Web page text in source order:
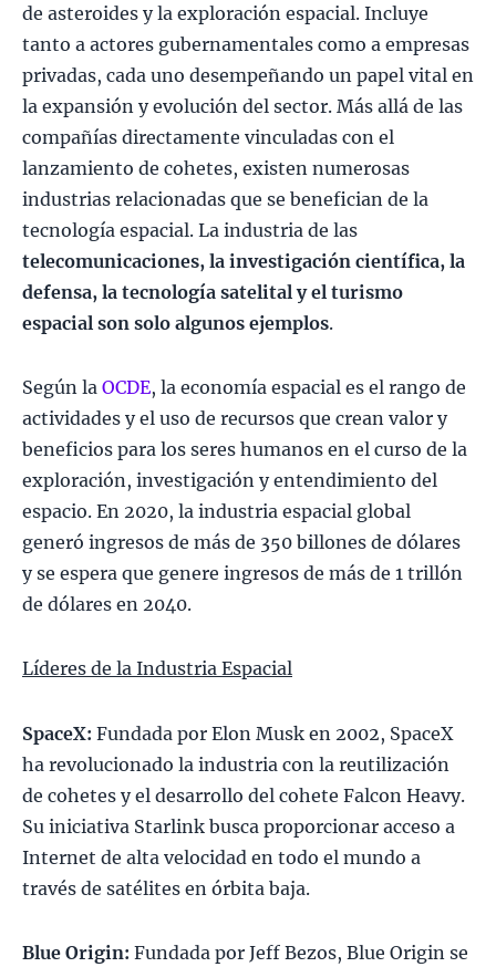
de asteroides y la exploración espacial. Incluye
tanto a actores gubernamentales como a empresas
privadas, cada uno desempeñando un papel vital en
la expansión y evolución del sector. Más allá de las
compañías directamente vinculadas con el
lanzamiento de cohetes, existen numerosas
industrias relacionadas que se benefician de la
tecnología espacial. La industria de las
telecomunicaciones, la investigación científica, la
defensa, la tecnología satelital y el turismo
espacial son solo algunos ejemplos.
Según la OCDE, la economía espacial es el rango de
actividades y el uso de recursos que crean valor y
beneficios para los seres humanos en el curso de la
exploración, investigación y entendimiento del
espacio. En 2020, la industria espacial global
generó ingresos de más de 350 billones de dólares
y se espera que genere ingresos de más de 1 trillón
de dólares en 2040.
Líderes de la Industria Espacial
SpaceX: Fundada por Elon Musk en 2002, SpaceX
ha revolucionado la industria con la reutilización
de cohetes y el desarrollo del cohete Falcon Heavy.
Su iniciativa Starlink busca proporcionar acceso a
Internet de alta velocidad en todo el mundo a
través de satélites en órbita baja.
Blue Origin: Fundada por Jeff Bezos, Blue Origin se